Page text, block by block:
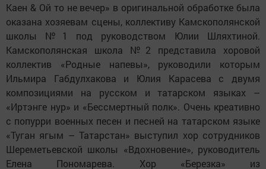
Каен & Ой то не вечер» в оригинальной обработке была
оказана хозяевам сцены, коллективу Камскополянской
школы №1 под руководством Юлии Шляхтиной.
Камскополянская школа №2 представила хоровой
коллектив «Родные напевы», руководили которым
Ильмира Габдулхакова и Юлия Карасева с двумя
композициями на русском и татарском языках –
«Иртэнге нур» и «Бессмертный полк». Очень креативно
с попурри военных песен и песней на татарском языке
«Туган ягым – Татарстан» выступил хор сотрудников
Шереметьевской школы «Вдохновение», руководитель
Елена Пономарева. Хор «Березка» из